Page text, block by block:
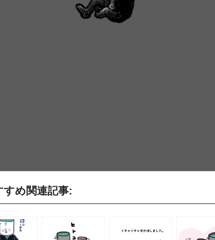
すめ関連記事: